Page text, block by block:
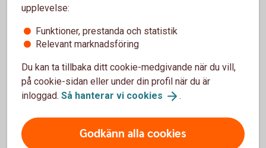
Frågor om internetbanken
internetbanken gå till internetbanken support.
Internetbankensupport
upplevelse:
Funktioner, prestanda och statistik
Relevant marknadsföring
Du kan ta tillbaka ditt cookie-medgivande när du vill,
på cookie-sidan eller under din profil när du är
inloggad. Så hanterar vi cookies .
Godkänn alla cookies